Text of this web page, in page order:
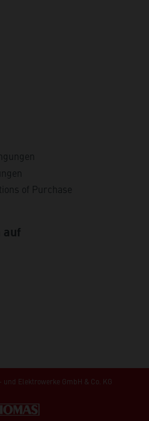
of Purchase
auf
und Elektrowerke GmbH & Co. KG
Robert Thomas